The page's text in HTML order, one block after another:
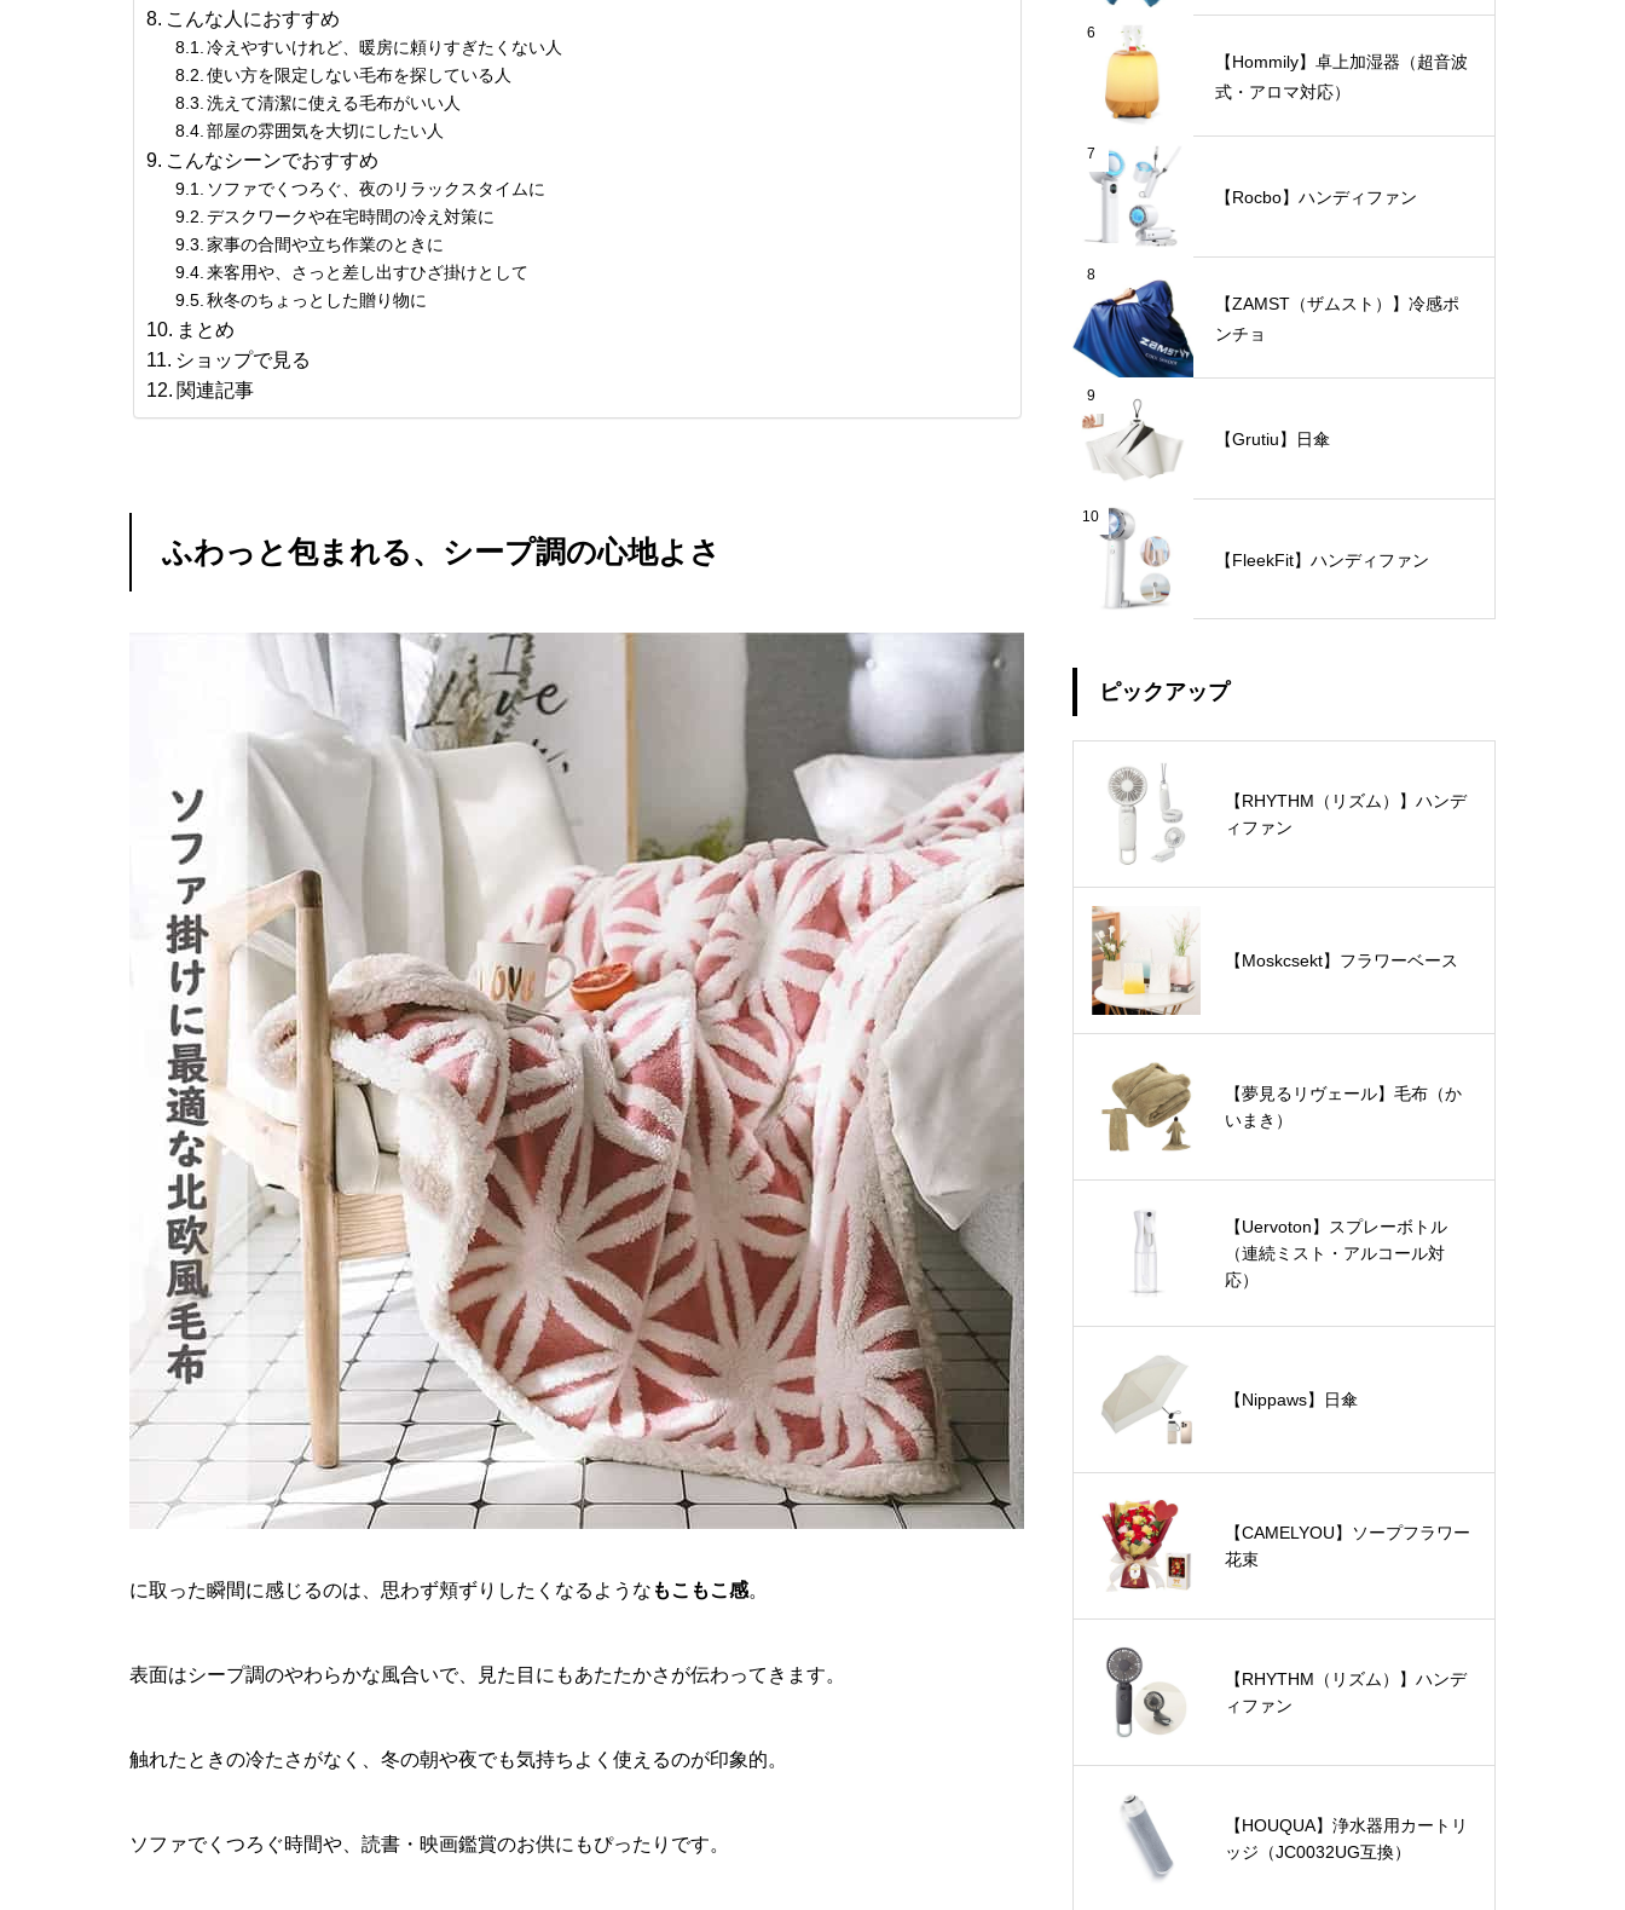
こんな人におすすめ
冷えやすいけれど、暖房に頼りすぎたくない人
使い方を限定しない毛布を探している人
洗えて清潔に使える毛布がいい人
部屋の雰囲気を大切にしたい人
こんなシーンでおすすめ
ソファでくつろぐ、夜のリラックスタイムに
デスクワークや在宅時間の冷え対策に
家事の合間や立ち作業のときに
来客用や、さっと差し出すひざ掛けとして
秋冬のちょっとした贈り物に
まとめ
ショップで見る
関連記事
ふわっと包まれる、シープ調の心地よさ
に取った瞬間に感じるのは、思わず頬ずりしたくなるような もこもこ感。
表面はシープ調のやわらかな風合いで、見た目にもあたたかさが伝わってきます。
触れたときの冷たさがなく、冬の朝や夜でも気持ちよく使えるのが印象的。
ソファでくつろぐ時間や、読書・映画鑑賞のお供にもぴったりです。
6
【Hommily】卓上加湿器（超音波
式・アロマ対応）
7
【Rocbo】ハンディファン
8
【ZAMST（ザムスト）】冷感ポ
ンチョ
9
【Grutiu】日傘
10
【FleekFit】ハンディファン
ピックアップ
【RHYTHM（リズム）】ハンデ
ィファン
【Moskcsekt】フラワーベース
【夢見るリヴェール】毛布（か
いまき）
【Uervoton】スプレーボトル
（連続ミスト・アルコール対
応）
【Nippaws】日傘
【CAMELYOU】ソープフラワー
花束
【RHYTHM（リズム）】ハンデ
ィファン
【HOUQUA】浄水器用カートリ
ッジ（JC0032UG互換）